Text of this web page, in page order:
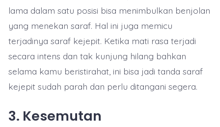
lama dalam satu posisi bisa menimbulkan benjolan
yang menekan saraf. Hal ini juga memicu
terjadinya saraf kejepit. Ketika mati rasa terjadi
secara intens dan tak kunjung hilang bahkan
selama kamu beristirahat, ini bisa jadi tanda saraf
kejepit sudah parah dan perlu ditangani segera.
3. Kesemutan